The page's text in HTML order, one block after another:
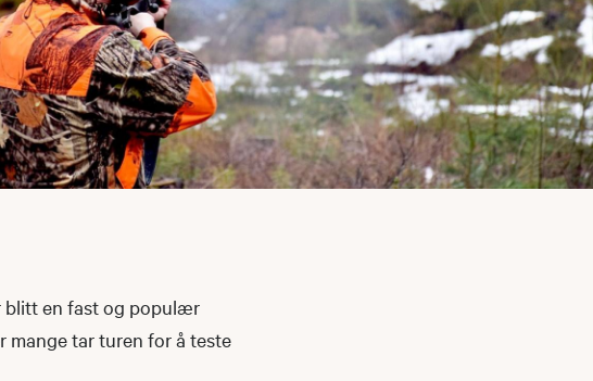
blitt en fast og populær
mange tar turen for å teste